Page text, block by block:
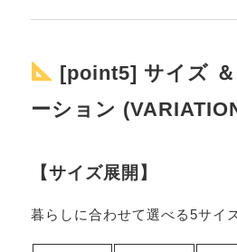
[point5] サイズ
ーション
【サイズ展開】
暮らしに合わせて選べる5サイ